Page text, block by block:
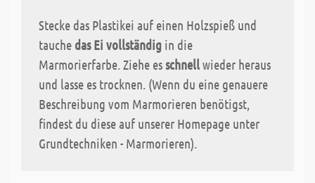
Stecke das Plastikei auf einen Holzspieß und
tauche das Ei vollständig in die
Marmorierfarbe. Ziehe esschnellwieder heraus
und lasse es trocknen. (Wenn du eine genauere
Beschreibung vom Marmorieren benötigst,
findest du diese auf unserer Homepage unter
Grundtechniken - Marmorieren).